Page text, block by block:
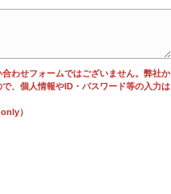
わせフォームではございません。弊社か
、個人情報やID・パスワード等の入力は
）